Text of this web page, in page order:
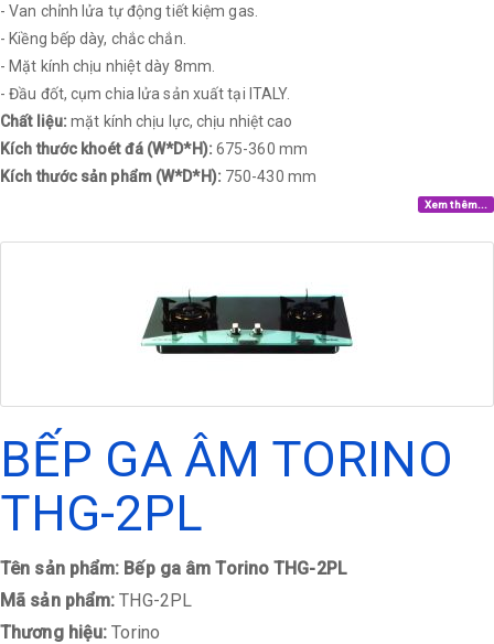
- Van chỉnh lửa tự động tiết kiệm gas.
- Kiềng bếp dày, chắc chắn.
- Mặt kính chịu nhiệt dày 8mm.
- Đầu đốt, cụm chia lửa sản xuất tại ITALY.
Chất liệu:mặt kính chịu lực, chịu nhiệt cao
Kích thước khoét đá (W*D*H): 675-360 mm
Kích thước sản phẩm (W*D*H): 750-430 mm
Xem thêm...
BẾP GA ÂM TORINO
THG-2PL
Tên sản phẩm: Bếp ga âm Torino THG-2PL
Mã sản phẩm:THG-2PL
Thương hiệu: Torino